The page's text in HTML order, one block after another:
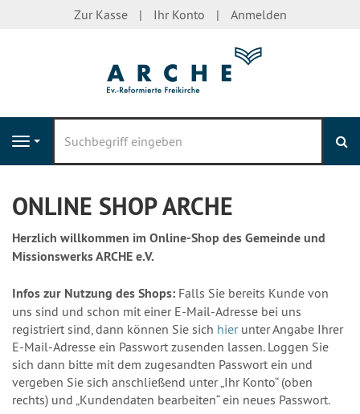
Zur Kasse Ihr Konto Anmelden
Navigation
ONLINE SHOP ARCHE
Herzlich willkommen im Online-Shop des Gemeinde und
Missionswerks ARCHE e.V.
Infos zur Nutzung des Shops: Falls Sie bereits Kunde von
uns sind und schon mit einer E-Mail-Adresse bei uns
registriert sind, dann können Sie sich hierunter Angabe Ihrer
E-Mail-Adresse ein Passwort zusenden lassen. Loggen Sie
sich dann bitte mit dem zugesandten Passwort ein und
vergeben Sie sich anschließend unter „Ihr Konto“ (oben
rechts) und „Kundendaten bearbeiten“ ein neues Passwort.